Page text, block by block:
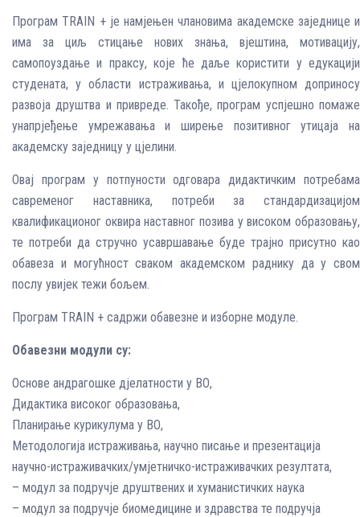
Програм TRAIN + је намјењен члановима академске заједнице и
има за циљ стицање нових знања, вјештина, мотивацију,
самопоуздање и праксу, које ће даље користити у едукацији
студената, у области истраживања, и цјелокупном доприносу
развоја друштва и привреде. Такође, програм успјешно помаже
унапрјеђење умрежавања и ширење позитивног утицаја на
академску заједницу у цјелини.
Овај програм у потпуности одговара дидактичким потребама
савременог наставника, потреби за стандардизацијом
квалификационог оквира наставног позива у високом образовању,
те потреби да стручно усавршавање буде трајно присутно као
обавеза и могућност сваком академском раднику да у свом
послу увијек тежи бољем.
Програм TRAIN + садржи обавезне и изборне модуле.
Обавезни модули су:
Основе андрагошке дјелатности у ВО,
Дидактика високог образовања,
Планирање курикулума у ВО,
Методологија истраживања, научно писање и презентација
научно-истраживачких/умјетничко-истраживачких резултата,
– модул за подручје друштвених и хуманистичких наука
– модул за подручје биомедицине и здравства те подручја